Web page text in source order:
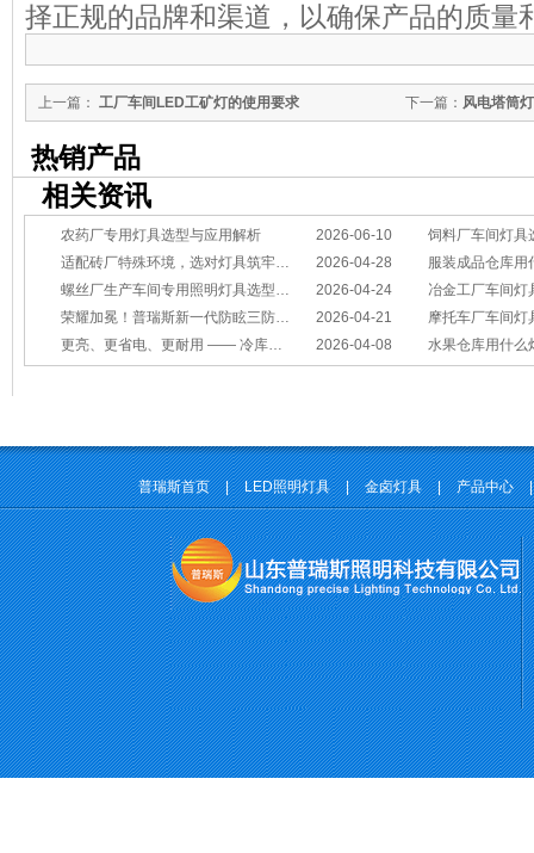
择正规的品牌和渠道，以确保产品的质量
下一篇： 风电塔筒
上一篇： 工厂车间LED工矿灯的使用要求
热销产品
相关资讯
2026-06-10
农药厂专用灯具选型与应用解析
饲料厂车间灯具
2026-04-28
适配砖厂特殊环境，选对灯具筑牢生产安全线
服装成品仓库用
2026-04-24
螺丝厂生产车间专用照明灯具选型方案
冶金工厂车间灯具选型指南：
2026-04-21
荣耀加冕！普瑞斯新一代防眩三防灯BC-L斩获2026阿拉丁神灯奖
摩托车厂车间灯具怎么选？
2026-04-08
更亮、更省电、更耐用 —— 冷库照明优选 水果仓库用什么
普瑞斯首页 | LED照明灯具 | 金卤灯具 | 产品中心 |